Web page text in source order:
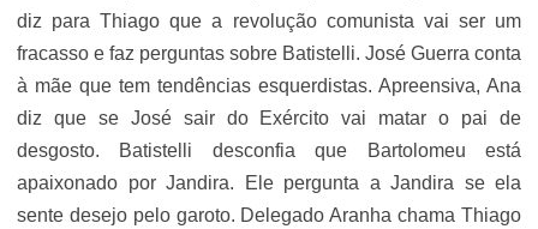
diz para Thiago que a revolução comunista vai ser um
fracasso e faz perguntas sobre Batistelli. José Guerra conta
à mãe que tem tendências esquerdistas. Apreensiva, Ana
diz que se José sair do Exército vai matar o pai de
desgosto. Batistelli desconfia que Bartolomeu está
apaixonado por Jandira. Ele pergunta a Jandira se ela
sente desejo pelo garoto. Delegado Aranha chama Thiago